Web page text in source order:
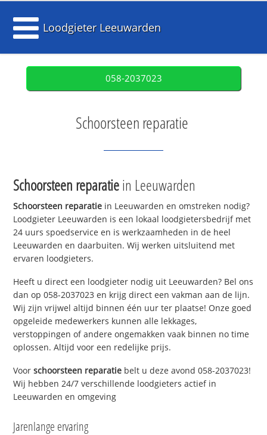
Loodgieter Leeuwarden
058-2037023
Schoorsteen reparatie
Schoorsteen reparatiein Leeuwarden
Schoorsteen reparatie in Leeuwarden en omstreken nodig?
Loodgieter Leeuwarden is een lokaal loodgietersbedrijf met
24 uurs spoedservice en is werkzaamheden in de heel
Leeuwarden en daarbuiten. Wij werken uitsluitend met
ervaren loodgieters.
Heeft u direct een loodgieter nodig uit Leeuwarden? Bel ons
dan op 058-2037023 en krijg direct een vakman aan de lijn.
Wij zijn vrijwel altijd binnen één uur ter plaatse! Onze goed
opgeleide medewerkers kunnen alle lekkages,
verstoppingen of andere ongemakken vaak binnen no time
oplossen. Altijd voor een redelijke prijs.
Voorschoorsteen reparatie belt u deze avond 058-2037023!
Wij hebben 24/7 verschillende loodgieters actief in
Leeuwarden en omgeving
Jarenlange ervaring